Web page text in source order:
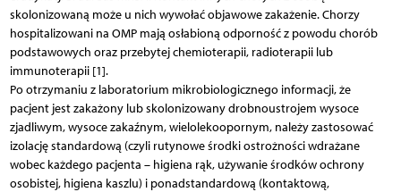
skolonizowaną może u nich wywołać objawowe zakażenie. Chorzy
hospitalizowani na OMP mają osłabioną odporność z powodu chorób
podstawowych oraz przebytej chemioterapii, radioterapii lub
immunoterapii [1].
Po otrzymaniu z laboratorium mikrobiologicznego informacji, że
pacjent jest zakażony lub skolonizowany drobnoustrojem wysoce
zjadliwym, wysoce zakaźnym, wielolekoopornym, należy zastosować
izolację standardową (czyli rutynowe środki ostrożności wdrażane
wobec każdego pacjenta – higiena rąk, używanie środków ochrony
osobistej, higiena kaszlu) i ponadstandardową (kontaktową,